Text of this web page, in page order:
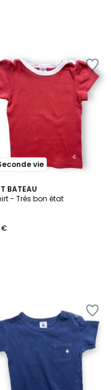
vie
BATEAU
T-shirt - Très bon état
€